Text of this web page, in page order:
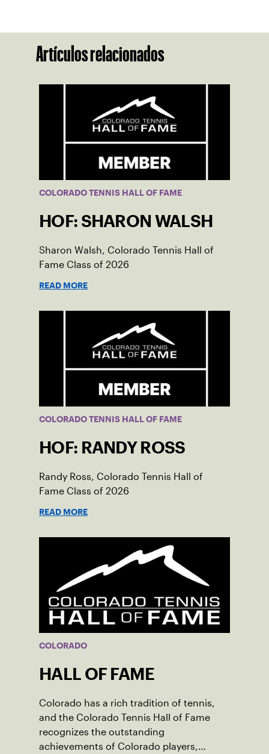
Artículos relacionados
COLORADO TENNIS HALL OF FAME
HOF: SHARON WALSH
Sharon Walsh, Colorado Tennis Hall of
Fame Class of 2026
READ MORE
COLORADO TENNIS HALL OF FAME
HOF: RANDY ROSS
Randy Ross, Colorado Tennis Hall of
Fame Class of 2026
READ MORE
COLORADO
HALL OF FAME
Colorado has a rich tradition of tennis,
and the Colorado Tennis Hall of Fame
recognizes the outstanding
achievements of Colorado players,